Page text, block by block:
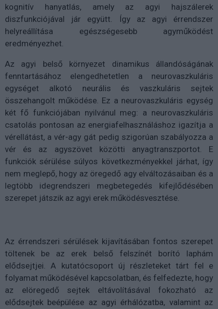
kognitív hanyatlás, amely az agyi hajszálerek
diszfunkciójával jár együtt. Így az agyi érrendszer
helyreállítása egészségesebb agyműködést
eredményezhet.
Az agyi belső környezet dinamikus állandóságának
fenntartásához elengedhetetlen a neurovaszkuláris
egységet alkotó neurális és vaszkuláris sejtek
összehangolt működése. Ez a neurovaszkuláris egység
két fő funkciójában nyilvánul meg: a neurovaszkuláris
csatolás pontosan az energiafelhasználáshoz igazítja a
vérellátást, a vér-agy gát pedig szigorúan szabályozza a
vér és az agyszövet közötti anyagtranszportot. E
funkciók sérülése súlyos következményekkel járhat, így
nem meglepő, hogy az öregedő agy elváltozásaiban és a
legtöbb idegrendszeri megbetegedés kifejlődésében
szerepet játszik az agyi erek működésvesztése.
Az érrendszeri sérülések kijavításában fontos szerepet
töltenek be az erek belső felszínét borító laphám
elődsejtjei. A kutatócsoport új részleteket tárt fel e
folyamat működésével kapcsolatban, és felfedezte, hogy
az elöregedő sejtek eltávolításával fokozható az
elődsejtek beépülése az agyi érhálózatba, valamint az